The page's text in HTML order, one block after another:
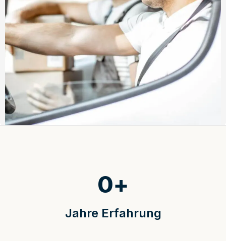
Jahre Erfahrung
0+